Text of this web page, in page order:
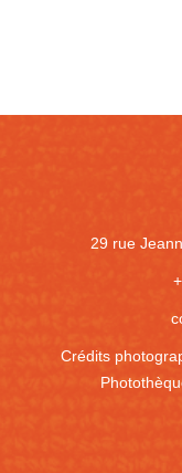
29 rue
Crédits